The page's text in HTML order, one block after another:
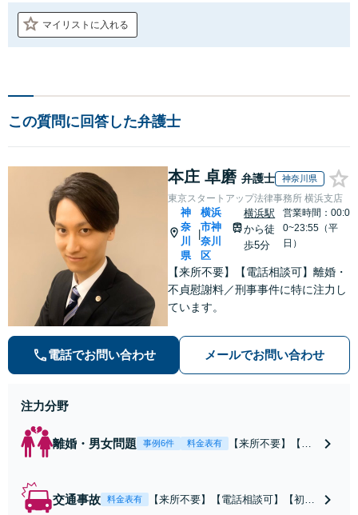
マイリストに入れる
この質問に回答した弁護士
本庄 卓磨 弁護士 神奈川県
東京スタートアップ法律事務所 横浜支店
神
奈
川
県
横浜
市神
奈川
区
横浜駅
から徒
歩5分
営業時間：00:0
0~23:55（平
日）
【来所不要】【電話相談可】離婚・
不貞慰謝料／刑事事件に特に注力し
ています。
電話でお問い合わせ メールでお問い合わせ
注力分野
離婚・男女問題 事例6件 料金表有
【来所不要】【電
争点を整理し、見
交通事故 料金表有
【来所不要】【電話相談可】【初回